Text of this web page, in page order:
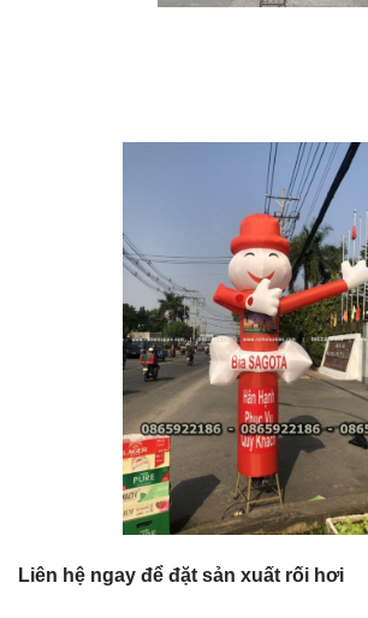
Liên hệ ngay để đặt sản xuất rối hơi